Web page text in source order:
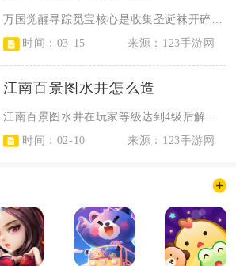
万国觉醒寻踪觅宝核心是收集圣诞袜开碎片、凑齐7种碎片合成藏宝图、按图索骥挖宝...
时间：03-15
来源：123手游网
江南百景图水井怎么造
时间：02-10
来源：123手游网